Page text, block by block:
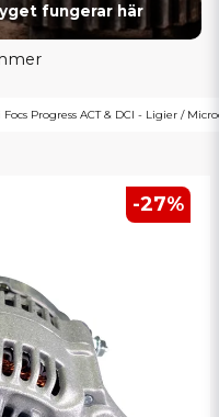
fungerar här
Progress ACT & DCI - Ligier /
-27%